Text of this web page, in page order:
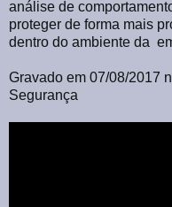
análise de
proteger de forma mais
dentro do ambiente da
Gravado em 07/08/2017
Segurança